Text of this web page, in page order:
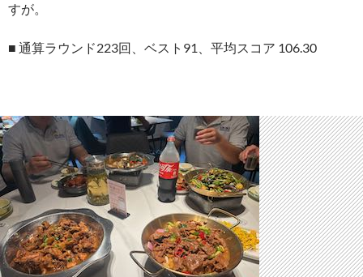
すが。
■ 通算ラウンド223回、ベスト91、平均スコア 106.30